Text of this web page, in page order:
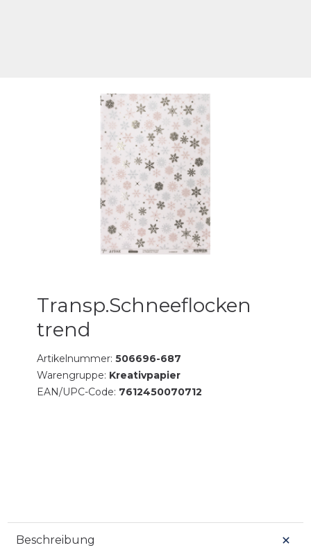
Transp.Schneeflocken
trend
Artikelnummer:506696-687
Warengruppe: Kreativpapier
EAN/UPC-Code: 7612450070712
Beschreibung